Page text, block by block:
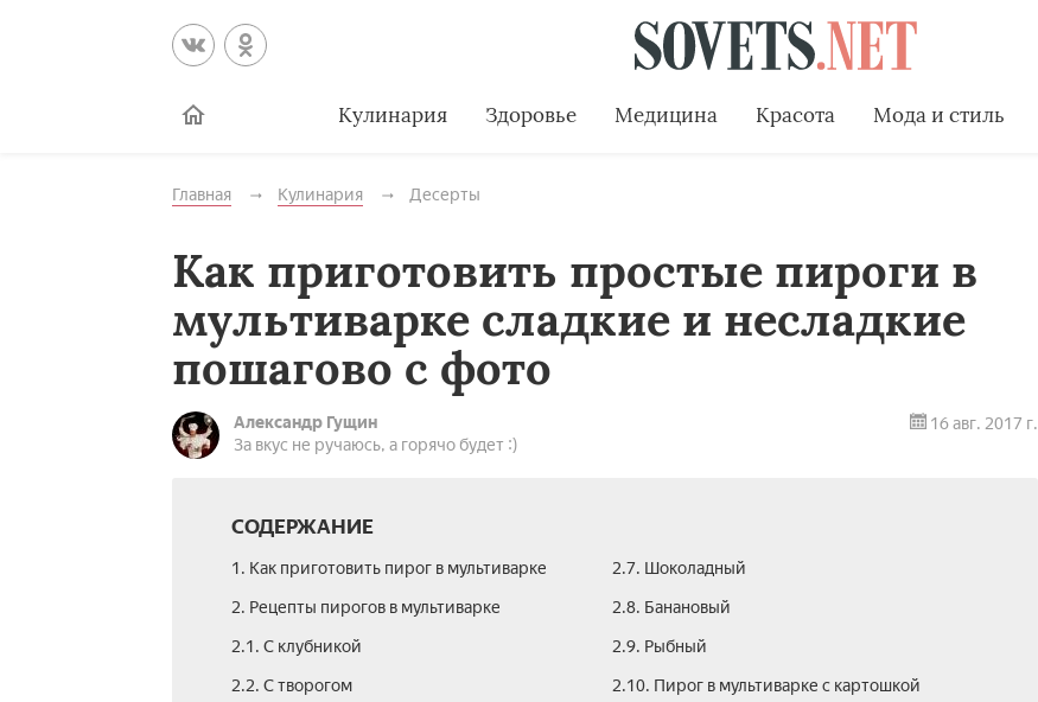
Кулинария Здоровье Медицина Красота Мода и стиль
Главная Кулинария Десерты
Как приготовить простые пироги в
мультиварке сладкие и несладкие
пошагово с фото
Александр Гущин
За вкус не ручаюсь, а горячо будет :)
16 авг. 2017 г.
СОДЕРЖАНИЕ
1. Как приготовить пирог в мультиварке
2. Рецепты пирогов в мультиварке
2.1. С клубникой
2.2. С творогом
2.7. Шоколадный
2.8. Банановый
2.9. Рыбный
2.10. Пирог в мультиварке с картошкой